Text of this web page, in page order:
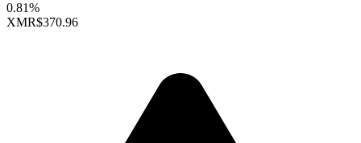
0.81%
XMR$370.96